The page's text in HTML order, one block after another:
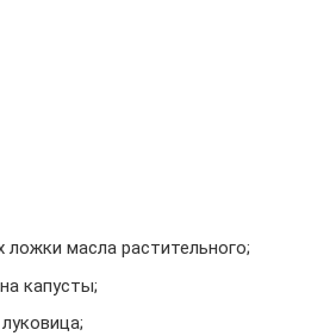
ложки масла растительного;
капусты;